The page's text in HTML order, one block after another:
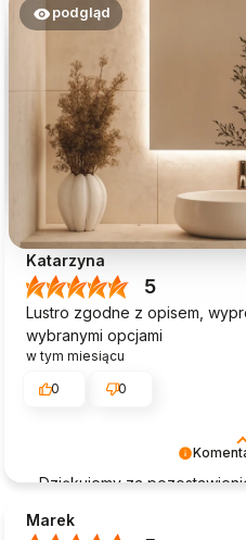
Dziękujemy za
recenzja potwierdza nasze
podgląd
Katarzyna
5
Lustro zgodne z opisem,
wybranymi opcjami
w tym miesiącu
0
0
Marek